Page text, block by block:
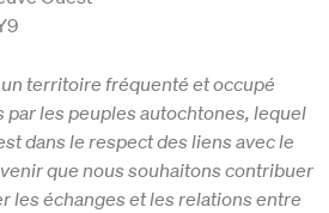
territoire fréquenté et occupé
les peuples autochtones, lequel
dans le respect des liens avec le
que nous souhaitons contribuer
les échanges et les relations entre